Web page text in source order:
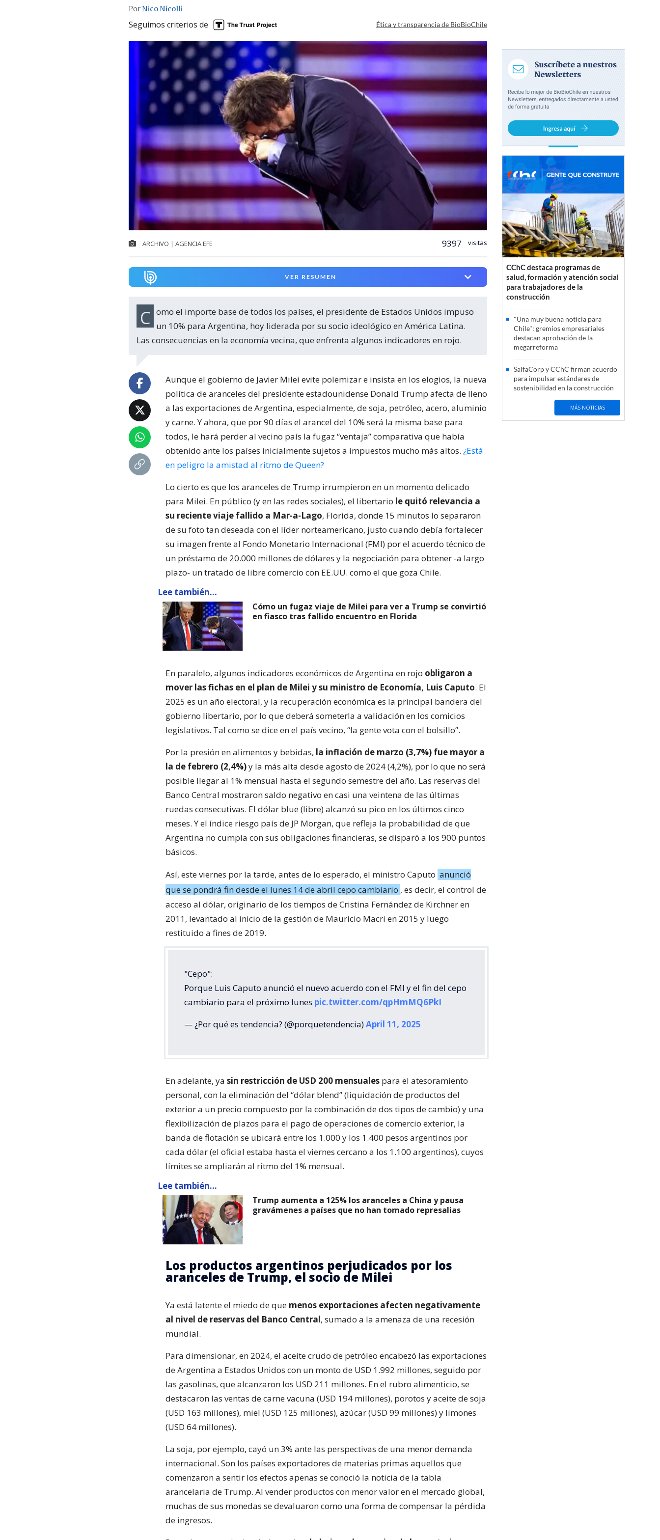
PorNico Nicolli
Seguimos criterios de Ética y transparencia de BioBioChile
ARCHIVO | AGENCIA EFE 9397 visitas
VER RESUMEN
Como el importe base de todos los países, el presidente de Estados Unidos impuso un 10% para Argentina, hoy liderada por su socio ideológico en América Latina.
Las consecuencias en la economía vecina, que enfrenta algunos indicadores en rojo.
Aunque el gobierno de Javier Milei evite polemizar e insista en los elogios, la nueva
política de aranceles del presidente estadounidense Donald Trump afecta de lleno
a las exportaciones de Argentina, especialmente, de soja, petróleo, acero, aluminio
y carne. Y ahora, que por 90 días el arancel del 10% será la misma base para
todos, le hará perder al vecino país la fugaz “ventaja” comparativa que había
obtenido ante los países inicialmente sujetos a impuestos mucho más altos. ¿Está
en peligro la amistad al ritmo de Queen?
Lo cierto es que los aranceles de Trump irrumpieron en un momento delicado
para Milei. En público (y en las redes sociales), el libertario le quitó relevancia a
su reciente viaje fallido a Mar-a-Lago, Florida, donde 15 minutos lo separaron
de su foto tan deseada con el líder norteamericano, justo cuando debía fortalecer
su imagen frente al Fondo Monetario Internacional (FMI) por el acuerdo técnico de
un préstamo de 20.000 millones de dólares y la negociación para obtener -a largo
plazo- un tratado de libre comercio con EE.UU. como el que goza Chile.
Lee también...
Cómo un fugaz viaje de Milei para ver a Trump se convirtió
en fiasco tras fallido encuentro en Florida
En paralelo, algunos indicadores económicos de Argentina en rojo obligaron a
mover las fichas en el plan de Milei y su ministro de Economía, Luis Caputo. El
2025 es un año electoral, y la recuperación económica es la principal bandera del
gobierno libertario, por lo que deberá someterla a validación en los comicios
legislativos. Tal como se dice en el país vecino, “la gente vota con el bolsillo”.
Por la presión en alimentos y bebidas, la inflación de marzo (3,7%) fue mayor a
la de febrero (2,4%)y la más alta desde agosto de 2024 (4,2%), por lo que no será
posible llegar al 1% mensual hasta el segundo semestre del año. Las reservas del
Banco Central mostraron saldo negativo en casi una veintena de las últimas
ruedas consecutivas. El dólar blue (libre) alcanzó su pico en los últimos cinco
meses. Y el índice riesgo país de JP Morgan, que refleja la probabilidad de que
Argentina no cumpla con sus obligaciones financieras, se disparó a los 900 puntos
básicos.
Así, este viernes por la tarde, antes de lo esperado, el ministro Caputo anunció
que se pondrá fin desde el lunes 14 de abril cepo cambiario , es decir, el control de
acceso al dólar, originario de los tiempos de Cristina Fernández de Kirchner en
2011, levantado al inicio de la gestión de Mauricio Macri en 2015 y luego
restituido a fines de 2019.
"Cepo":
Porque Luis Caputo anunció el nuevo acuerdo con el FMI y el fin del cepo
cambiario para el próximo lunes pic.twitter.com/qpHmMQ6PkI
— ¿Por qué es tendencia? (@porquetendencia)April 11, 2025
En adelante, ya sin restricción de USD 200 mensuales para el atesoramiento
personal, con la eliminación del “dólar blend” (liquidación de productos del
exterior a un precio compuesto por la combinación de dos tipos de cambio) y una
flexibilización de plazos para el pago de operaciones de comercio exterior, la
banda de flotación se ubicará entre los 1.000 y los 1.400 pesos argentinos por
cada dólar (el oficial estaba hasta el viernes cercano a los 1.100 argentinos), cuyos
límites se ampliarán al ritmo del 1% mensual.
Lee también...
Trump aumenta a 125% los aranceles a China y pausa
gravámenes a países que no han tomado represalias
Los productos argentinos perjudicados por los
aranceles de Trump, el socio de Milei
Ya está latente el miedo de que menos exportaciones afecten negativamente
al nivel de reservas del Banco Central, sumado a la amenaza de una recesión
mundial.
Para dimensionar, en 2024, el aceite crudo de petróleo encabezó las exportaciones
de Argentina a Estados Unidos con un monto de USD 1.992 millones, seguido por
las gasolinas, que alcanzaron los USD 211 millones. En el rubro alimenticio, se
destacaron las ventas de carne vacuna (USD 194 millones), porotos y aceite de soja
(USD 163 millones), miel (USD 125 millones), azúcar (USD 99 millones) y limones
(USD 64 millones).
La soja, por ejemplo, cayó un 3% ante las perspectivas de una menor demanda
internacional. Son los países exportadores de materias primas aquellos que
comenzaron a sentir los efectos apenas se conoció la noticia de la tabla
arancelaria de Trump. Al vender productos con menor valor en el mercado global,
muchas de sus monedas se devaluaron como una forma de compensar la pérdida
de ingresos.
CChC destaca programas de
salud, formación y atención social
para trabajadores de la
construcción
"Una muy buena noticia para
Chile": gremios empresariales
destacan aprobación de la
megarreforma
SalfaCorp y CChC firman acuerdo
para impulsar estándares de
sostenibilidad en la construcción
MÁS NOTICIAS